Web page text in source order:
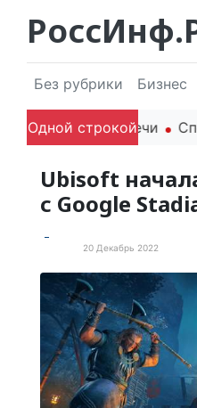
Без рубрики Бизнес
Одной строкой
родителей в речи
Ubisoft
с Google
20 Декабрь 2022